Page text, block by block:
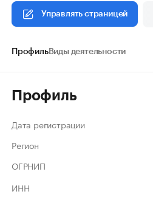
Управлять страницей
ПрофильВиды деятельности
Профиль
Дата регистрации
Регион
ОГРНИП
ИНН